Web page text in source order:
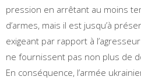
pression en arrêtant au moins
d’armes, mais il est jusqu’à
exigeant par rapport à
ne fournissent pas non plus de
En conséquence, l’armée